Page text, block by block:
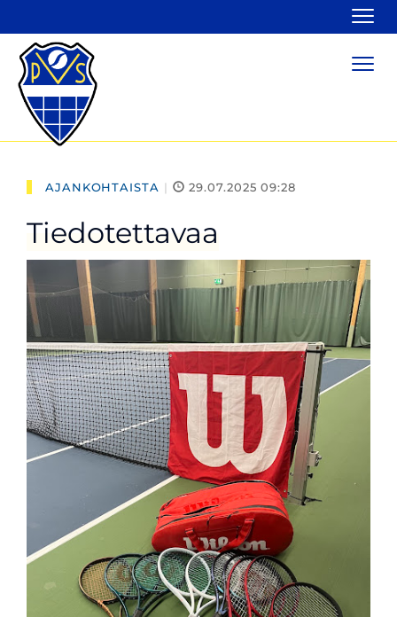
AJANKOHTAISTA | 29.07.2025 09:28
Tiedotettavaa